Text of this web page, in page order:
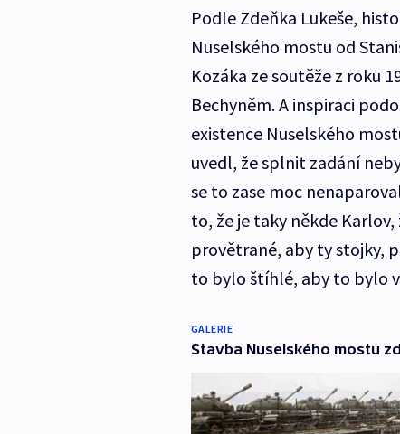
Podle Zdeňka Lukeše,
Nuselského mostu od
Kozáka ze soutěže z roku
Bechyněm. A inspiraci
existence Nuselského
uvedl, že splnit zadání
se to zase moc
to, že je taky někde
provětrané, aby ty stojky,
to bylo štíhlé, aby to bylo
GALERIE
Stavba Nuselského mostu